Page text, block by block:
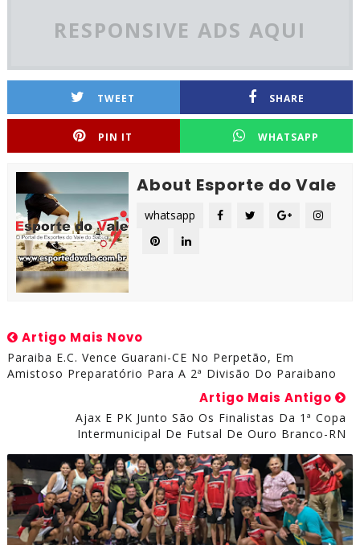
RESPONSIVE ADS AQUI
TWEET SHARE
PIN IT WHATSAPP
About Esporte do Vale
whatsapp
Artigo Mais Novo
Paraiba E.C. Vence Guarani-CE No Perpetão, Em
Amistoso Preparatório Para A 2ª Divisão Do Paraibano
Artigo Mais Antigo
Ajax E PK Junto São Os Finalistas Da 1ª Copa
Intermunicipal De Futsal De Ouro Branco-RN